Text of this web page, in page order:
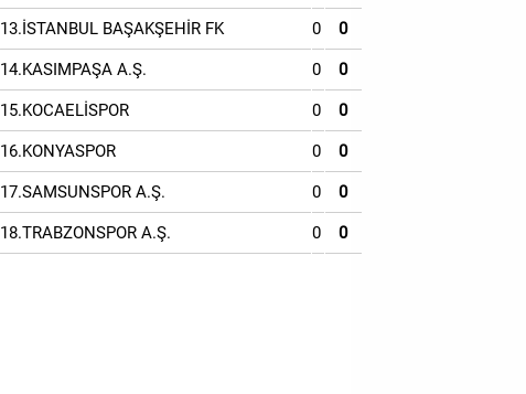
13.İSTANBUL BAŞAKŞEHİR FK 0 0
14.KASIMPAŞA A.Ş. 0 0
15.KOCAELİSPOR 0 0
16.KONYASPOR 0 0
17.SAMSUNSPOR A.Ş. 0 0
18.TRABZONSPOR A.Ş. 0 0